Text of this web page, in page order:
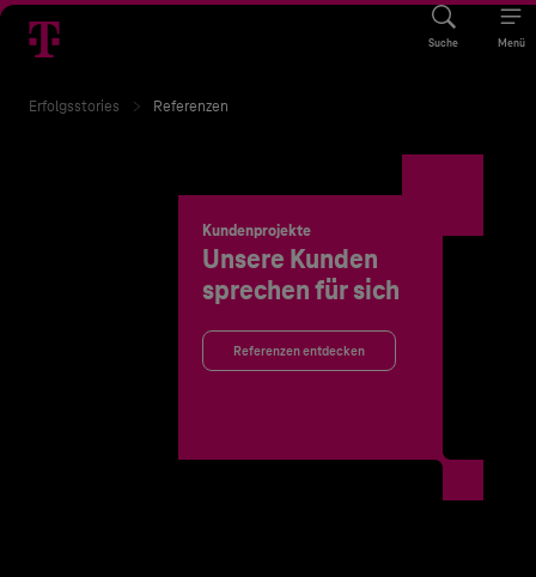
Suche Menü
Erfolgsstories Referenzen
Kundenprojekte
Unsere Kunden
sprechen für sich
Referenzen entdecken